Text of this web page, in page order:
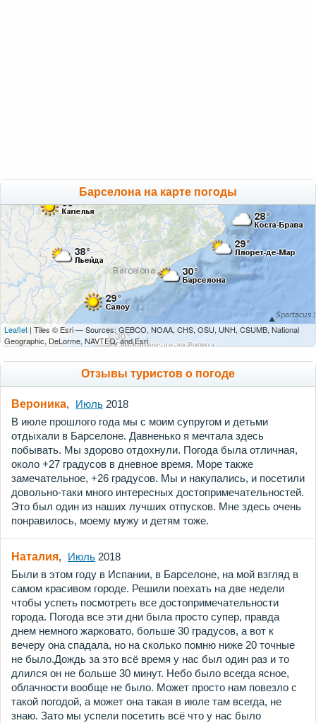
Барселона на карте погоды
Leaflet | Tiles © Esri — Sources: GEBCO, NOAA, CHS, OSU, UNH, CSUMB, National
Geographic, DeLorme, NAVTEQ, and Esri
Отзывы туристов о погоде
Вероника, Июль 2018
В июле прошлого года мы с моим супругом и детьми
отдыхали в Барселоне. Давненько я мечтала здесь
побывать. Мы здорово отдохнули. Погода была отличная,
около +27 градусов в дневное время. Море также
замечательное, +26 градусов. Мы и накупались, и посетили
довольно-таки много интересных достопримечательностей.
Это был один из наших лучших отпусков. Мне здесь очень
понравилось, моему мужу и детям тоже.
Наталия, Июль 2018
Были в этом году в Испании, в Барселоне, на мой взгляд в
самом красивом городе. Решили поехать на две недели
чтобы успеть посмотреть все достопримечательности
города. Погода все эти дни была просто супер, правда
днем немного жарковато, больше 30 градусов, а вот к
вечеру она спадала, но на сколько помню ниже 20 точные
не было.Дождь за это всё время у нас был один раз и то
длился он не больше 30 минут. Небо было всегда ясное,
облачности вообще не было. Может просто нам повезло с
такой погодой, а может она такая в июле там всегда, не
знаю. Зато мы успели посетить всё что у нас было